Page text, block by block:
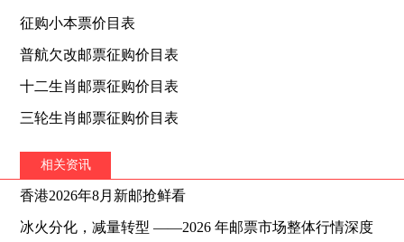
征购小本票价目表
普航欠改邮票征购价目表
十二生肖邮票征购价目表
三轮生肖邮票征购价目表
相关资讯
香港2026年8月新邮抢鲜看
冰火分化，减量转型 ——2026 年邮票市场整体行情深度